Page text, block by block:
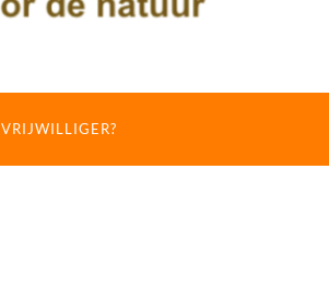
VRIJWILLIGER?